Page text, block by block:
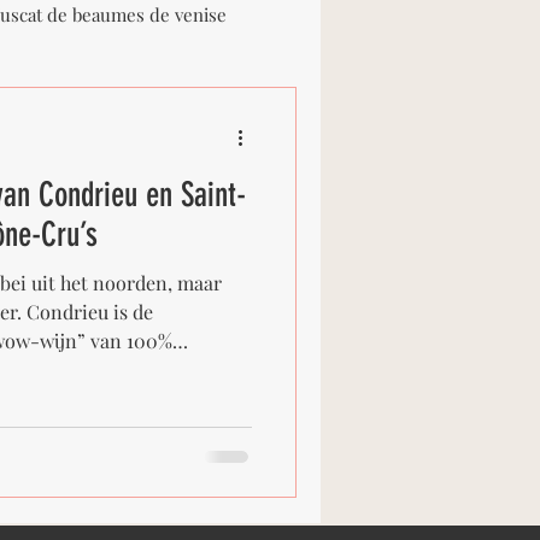
de beaumes de venise
Saint-Damien
Les 3 Lieux
Condrieu en Saint-
Cru’s
uit het noorden, maar
Condrieu is de
wijn” van 100%
kleine, scherp
van kleine